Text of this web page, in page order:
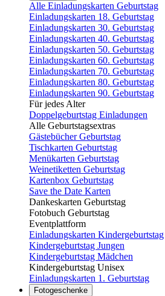
Alle Einladungskarten Geburtstag
Einladungskarten 18. Geburtstag
Einladungskarten 30. Geburtstag
Einladungskarten 40. Geburtstag
Einladungskarten 50. Geburtstag
Einladungskarten 60. Geburtstag
Einladungskarten 70. Geburtstag
Einladungskarten 80. Geburtstag
Einladungskarten 90. Geburtstag
Für jedes Alter
Doppelgeburtstag Einladungen
Alle Geburtstagsextras
Gästebücher Geburtstag
Tischkarten Geburtstag
Menükarten Geburtstag
Weinetiketten Geburtstag
Kartenbox Geburtstag
Save the Date Karten
Dankeskarten Geburtstag
Fotobuch Geburtstag
Eventplattform
Einladungskarten Kindergeburtstag
Kindergeburtstag Jungen
Kindergeburtstag Mädchen
Kindergeburtstag Unisex
Einladungskarten 1. Geburtstag
Fotogeschenke